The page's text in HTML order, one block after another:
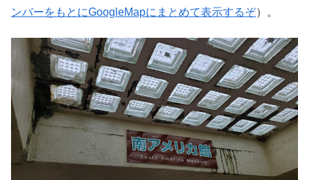
ンバーをもとにGoogleMapにまとめて表示するぞ）。